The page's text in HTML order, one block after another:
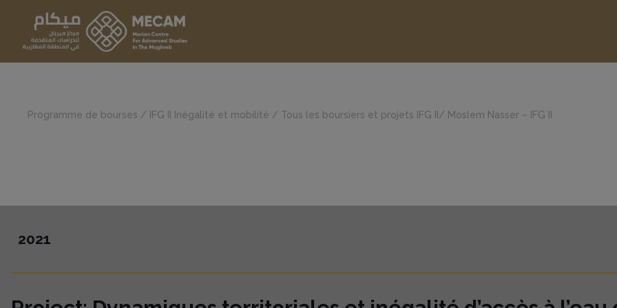
Programme de bourses / IFG II Inégalité et mobilité / Tous les boursiers et projets IFG II / Moslem Nasser – IFG II
2021